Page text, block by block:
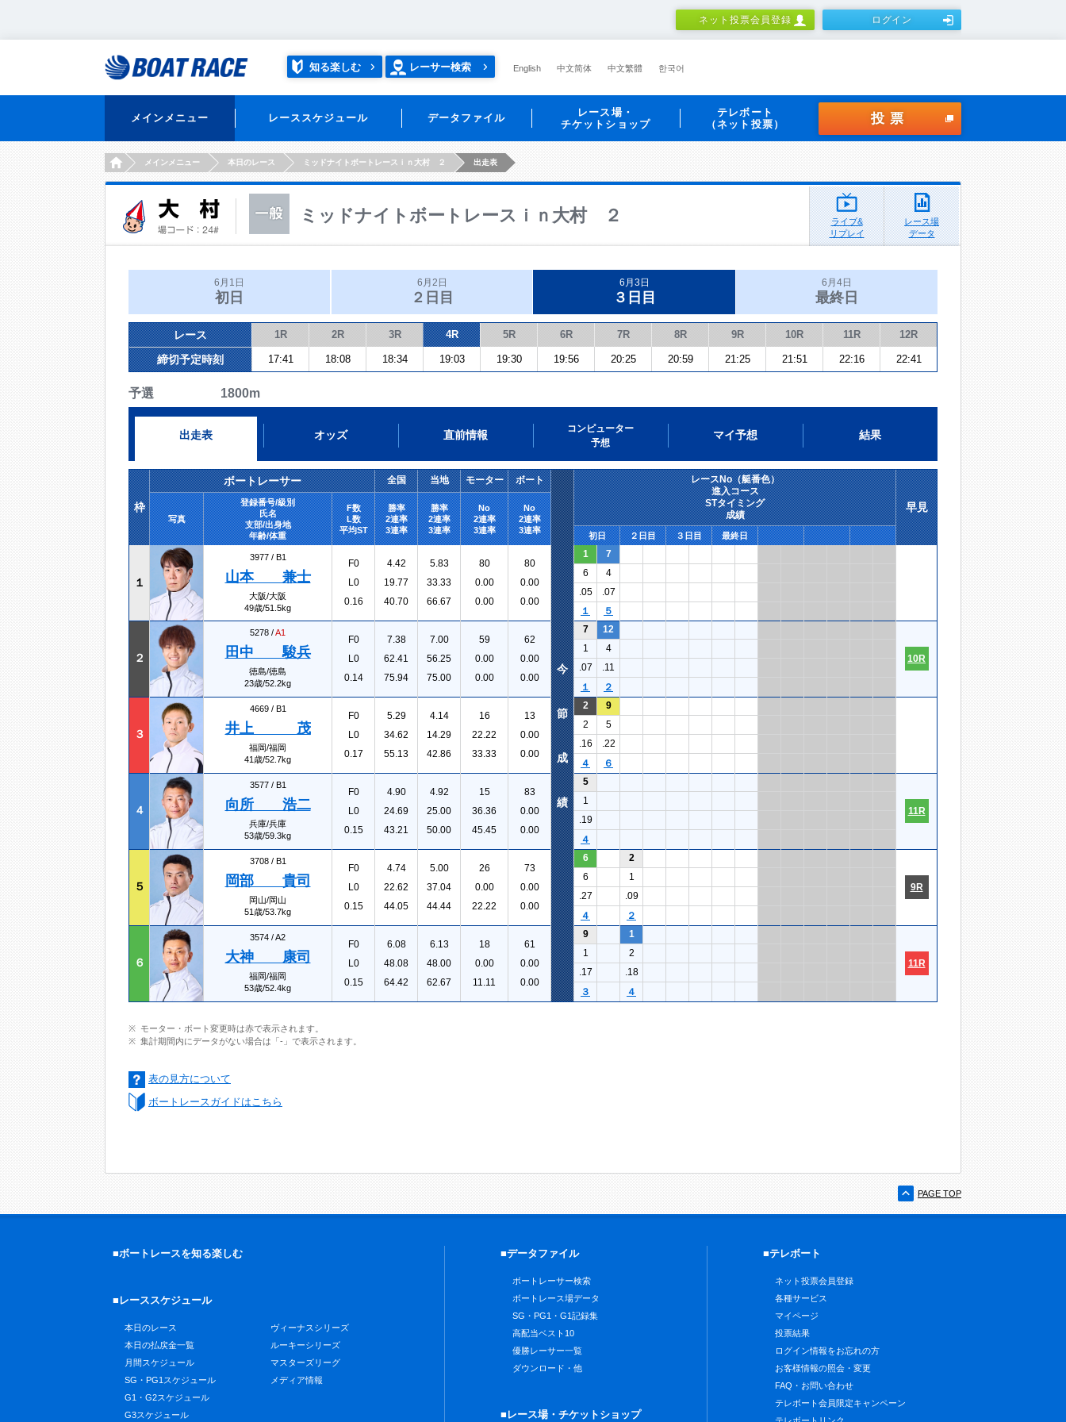
ネット投票会員登録 ログイン
知る楽しむ レーサー検索 English 中文简体 中文繁體 한국어
メインメニュー レーススケジュール データファイル
レース場・
チケットショップ
テレボート
（ネット投票）
投票
HOMEメインメニュー 本日のレース ミッドナイトボートレースｉｎ大村 ２ 出走表
ミッドナイトボートレースｉｎ大村 ２
ライブ&
リプレイ
レース場
データ
6月1日
初日
6月2日
２日目
6月3日
３日目
6月4日
最終日
レース 1R 2R 3R 4R 5R 6R 7R 8R 9R 10R 11R 12R
締切予定時刻 17:41 18:08 18:34 19:03 19:30 19:56 20:25 20:59 21:25 21:51 22:16 22:41
予選 1800m
出走表 オッズ 直前情報
コンピューター
予想
マイ予想 結果
枠
ボートレーサー 全国 当地 モーター ボート
レースNo（艇番色）
進入コース
STタイミング
成績
早見
写真
登録番号/級別
氏名
支部/出身地
年齢/体重
F数
L数
平均ST
勝率
2連率
3連率
勝率
2連率
3連率
No
2連率
3連率
No
2連率
3連率
初日 ２日目 ３日目 最終日
１
3977 / B1
山本 兼士
大阪/大阪
49歳/51.5kg
F0
L0
0.16
4.42
19.77
40.70
5.83
33.33
66.67
80
0.00
0.00
80
0.00
0.00
1
7
6
4
.05
.07
１
５
２
5278 /A1
田中 駿兵
徳島/徳島
23歳/52.2kg
F0
L0
0.14
7.38
62.41
75.94
7.00
56.25
75.00
59
0.00
0.00
62
0.00
0.00
7 12
10R
1
4
.07
.11
１
２
３
4669 / B1
井上 茂
福岡/福岡
41歳/52.7kg
F0
L0
0.17
5.29
34.62
55.13
4.14
14.29
42.86
16
22.22
33.33
13
0.00
0.00
2
9
2
5
.16
.22
４
６
４
3577 / B1
向所 浩二
兵庫/兵庫
53歳/59.3kg
F0
L0
0.15
4.90
24.69
43.21
4.92
25.00
50.00
15
36.36
45.45
83
0.00
0.00
5
11R
1
.19
４
５
3708 / B1
岡部 貴司
岡山/岡山
51歳/53.7kg
F0
L0
0.15
4.74
22.62
44.05
5.00
37.04
44.44
26
0.00
22.22
73
0.00
0.00
6 2
9R
6
1
.27
.09
４
２
６
3574 /A2
大神 康司
福岡/福岡
53歳/52.4kg
F0
L0
0.15
6.08
48.08
64.42
6.13
48.00
62.67
18
0.00
11.11
61
0.00
0.00
9 1
11R
1
2
.17
.18
３
４
今
節
成
績
モーター・ボート変更時は赤で表示されます。
集計期間内にデータがない場合は「-」で表示されます。
表の見方について
ボートレースガイドはこちら
PAGE TOP
■ボートレースを知る楽しむ
■レーススケジュール
本日のレース
本日の払戻金一覧
月間スケジュール
SG・PG1スケジュール
G1・G2スケジュール
G3スケジュール
ヴィーナスシリーズ
ルーキーシリーズ
マスターズリーグ
メディア情報
■データファイル
ボートレーサー検索
ボートレース場データ
SG・PG1・G1記録集
高配当ベスト10
優勝レーサー一覧
ダウンロード・他
■レース場・チケットショップ
■テレボート
ネット投票会員登録
各種サービス
マイページ
投票結果
ログイン情報をお忘れの方
お客様情報の照会・変更
FAQ・お問い合わせ
テレボート会員限定キャンペーン